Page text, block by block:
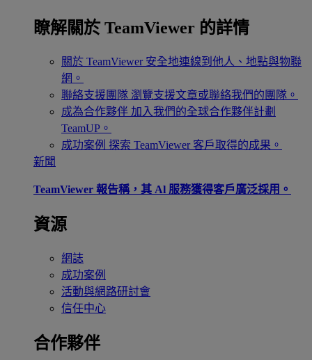
瞭解關於 TeamViewer 的詳情
關於 TeamViewer 安全地連線到他人、地點與物聯
網。
聯絡支援團隊 瀏覽支援文章或聯絡我們的團隊。
成為合作夥伴 加入我們的全球合作夥伴計劃
TeamUP。
成功案例 探索 TeamViewer 客戶取得的成果。
新聞
TeamViewer 報告稱，其 Al 服務獲得客戶廣泛採用。
資源
網誌
成功案例
活動與網路研討會
信任中心
合作夥伴